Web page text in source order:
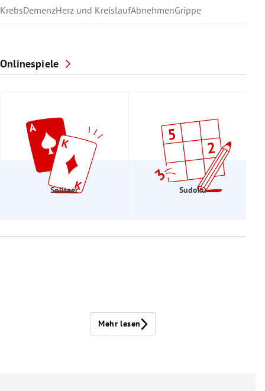
KrebsDemenzHerz und KreislaufAbnehmenGrippe
Onlinespiele
Solitaer Sudoku
Mehr lesen